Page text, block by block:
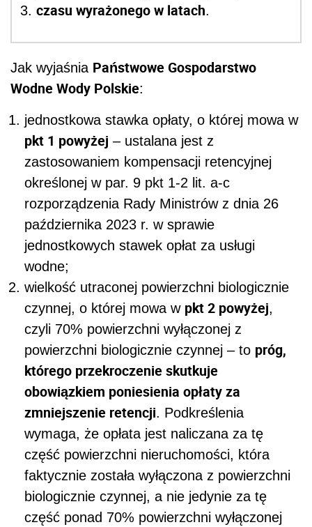
czasu wyrażonego w latach.
Jak wyjaśnia Państwowe Gospodarstwo
Wodne Wody Polskie:
jednostkowa stawka opłaty, o której mowa w
pkt 1 powyżej – ustalana jest z
zastosowaniem kompensacji retencyjnej
określonej w par. 9 pkt 1-2 lit. a-c
rozporządzenia Rady Ministrów z dnia 26
października 2023 r. w sprawie
jednostkowych stawek opłat za usługi
wodne;
wielkość utraconej powierzchni biologicznie
czynnej, o której mowa w pkt 2 powyżej,
czyli 70% powierzchni wyłączonej z
powierzchni biologicznie czynnej – to próg,
którego przekroczenie skutkuje
obowiązkiem poniesienia opłaty za
zmniejszenie retencji. Podkreślenia
wymaga, że opłata jest naliczana za tę
część powierzchni nieruchomości, która
faktycznie została wyłączona z powierzchni
biologicznie czynnej, a nie jedynie za tę
część ponad 70% powierzchni wyłączonej